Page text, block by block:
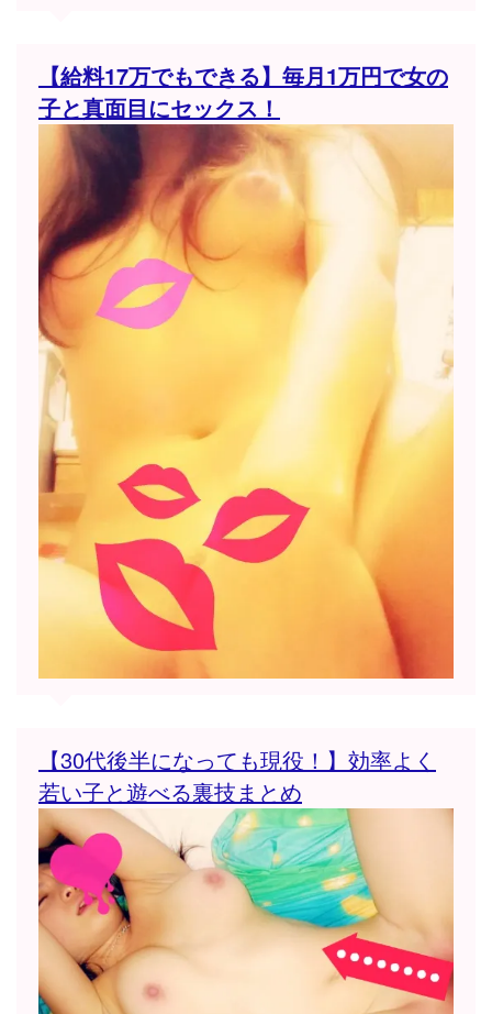
【給料17万でもできる】毎月1万円で女の
子と真面目にセックス！
【30代後半になっても現役！】効率よく
若い子と遊べる裏技まとめ